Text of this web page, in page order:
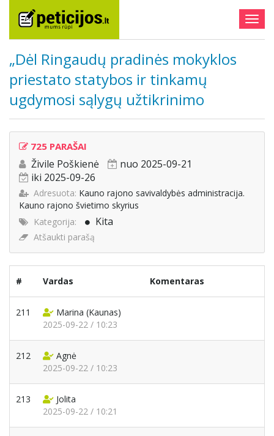
„Dėl Ringaudų pradinės mokyklos
priestato statybos ir tinkamų
ugdymosi sąlygų užtikrinimo
725 PARAŠAI
Živile Poškienė
nuo 2025-09-21
iki 2025-09-26
Adresuota: Kauno rajono savivaldybės administracija.
Kauno rajono švietimo skyrius
Kategorija:
Kita
Atšaukti parašą
# Vardas Komentaras
211 Marina (Kaunas)
2025-09-22 / 10:23
212
Agnė
2025-09-22 / 10:23
213
Jolita
2025-09-22 / 10:21